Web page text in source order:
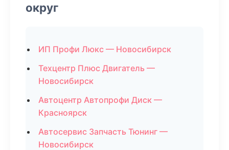
округ
ИП Профи Люкс — Новосибирск
Техцентр Плюс Двигатель —
Новосибирск
Автоцентр Автопрофи Диск —
Красноярск
Автосервис Запчасть Тюнинг —
Новосибирск